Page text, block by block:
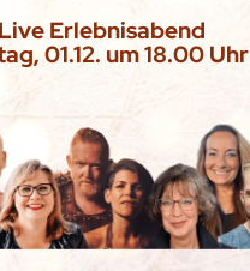
Live Erlebnisabend
01.12. um 18.00 Uhr